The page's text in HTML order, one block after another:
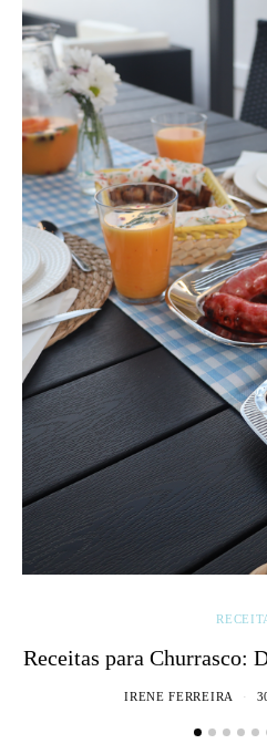
Receitas para Churrasco:
IRENE FERREIRA